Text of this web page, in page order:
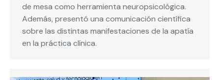
de mesa como herramienta neuropsicológica.
Además, presentó una comunicación científica
sobre las distintas manifestaciones de la apatía
en la práctica clínica.